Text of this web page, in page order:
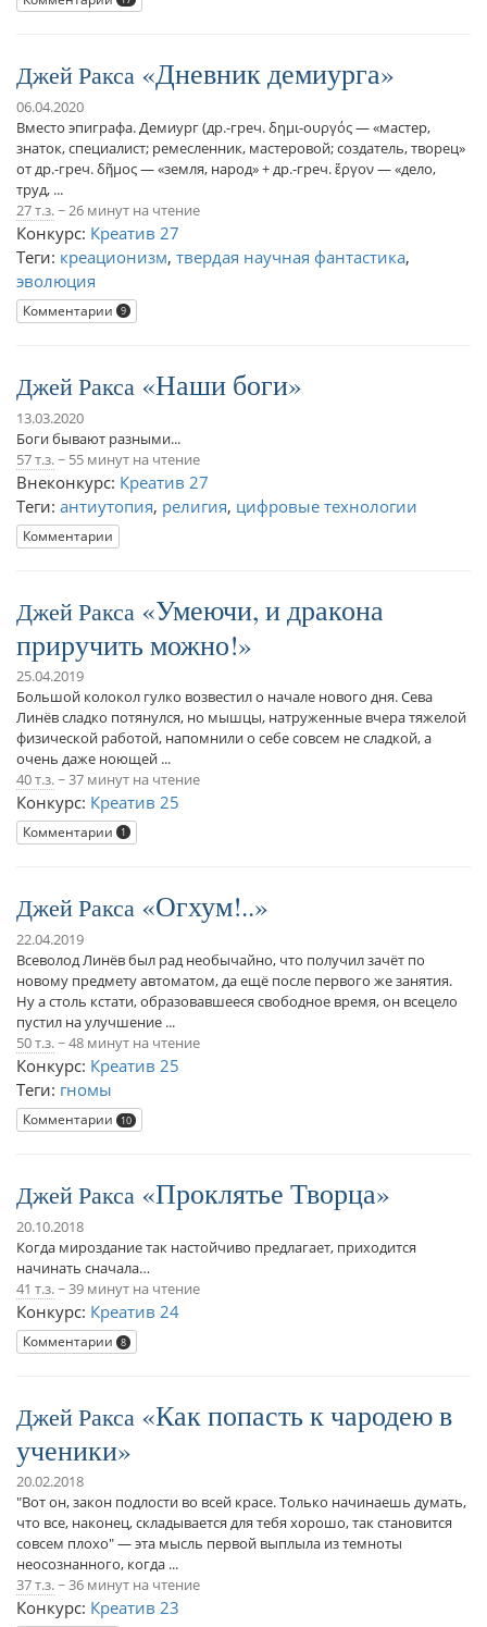
Джей Ракса Дневник демиурга
06.04.2020
Вместо эпиграфа. Демиург (др.-греч. δημι-ουργός — «мастер,
знаток, специалист; ремесленник, мастеровой; создатель, творец»
от др.-греч. δῆμος — «земля, народ» + др.-греч. ἔργον — «дело,
труд, ...
27 т.з.~ 26 минут на чтение
Конкурс: Креатив 27
Теги: креационизм, твердая научная фантастика,
эволюция
Комментарии 9
Джей Ракса Наши боги
13.03.2020
Боги бывают разными...
57 т.з.~ 55 минут на чтение
Внеконкурс: Креатив 27
Теги: антиутопия, религия, цифровые технологии
Комментарии
Джей Ракса
Умеючи, и дракона
приручить можно!
25.04.2019
Большой колокол гулко возвестил о начале нового дня. Сева
Линёв сладко потянулся, но мышцы, натруженные вчера тяжелой
физической работой, напомнили о себе совсем не сладкой, а
очень даже ноющей ...
40 т.з.~ 37 минут на чтение
Конкурс: Креатив 25
Комментарии 1
Джей Ракса Огхум!..
22.04.2019
Всеволод Линёв был рад необычайно, что получил зачёт по
новому предмету автоматом, да ещё после первого же занятия.
Ну а столь кстати, образовавшееся свободное время, он всецело
пустил на улучшение ...
50 т.з.~ 48 минут на чтение
Конкурс: Креатив 25
Теги: гномы
Комментарии 10
Джей Ракса Проклятье Творца
20.10.2018
Когда мироздание так настойчиво предлагает, приходится
начинать сначала…
41 т.з.~ 39 минут на чтение
Конкурс: Креатив 24
Комментарии 8
Джей Ракса
Как попасть к чародею в
ученики
20.02.2018
"Вот он, закон подлости во всей красе. Только начинаешь думать,
что все, наконец, складывается для тебя хорошо, так становится
совсем плохо" — эта мысль первой выплыла из темноты
неосознанного, когда ...
37 т.з.~ 36 минут на чтение
Конкурс: Креатив 23